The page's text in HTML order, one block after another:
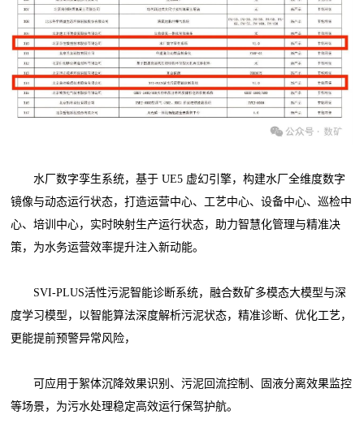
水厂数字孪生系统，基于 UE5 虚幻引擎，构建水厂全维度数字
镜像与动态运行状态，打造运营中心、工艺中心、设备中心、巡检中
心、培训中心，实时映射生产运行状态，助力智慧化管理与精准决
策，为水务运营效率提升注入新动能。
SVI-PLUS活性污泥智能诊断系统，融合数矿多模态大模型与深
度学习模型，以智能算法深度解析污泥状态，精准诊断、优化工艺，
更能提前预警异常风险，
可应用于絮体沉降效果识别、污泥回流控制、固液分离效果监控
等场景，为污水处理稳定高效运行保驾护航。